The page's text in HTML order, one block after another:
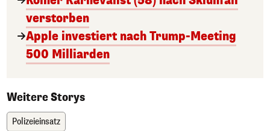
verstorben
Apple investiert nach Trump-Meeting
500 Milliarden
Weitere Storys
Polizeieinsatz